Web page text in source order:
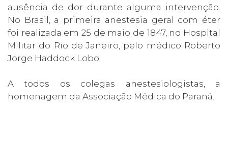
ausência de dor durante alguma intervenção.
No Brasil, a primeira anestesia geral com éter
foi realizada em 25 de maio de 1847, no Hospital
Militar do Rio de Janeiro, pelo médico Roberto
Jorge Haddock Lobo.
A todos os colegas anestesiologistas, a
homenagem da Associação Médica do Paraná.